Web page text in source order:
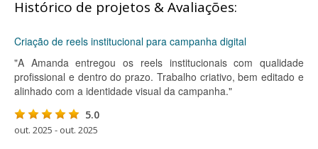
Histórico de projetos & Avaliações:
Criação de reels institucional para campanha digital
"A Amanda entregou os reels institucionais com qualidade
profissional e dentro do prazo. Trabalho criativo, bem editado e
alinhado com a identidade visual da campanha."
5.0
out. 2025 - out. 2025